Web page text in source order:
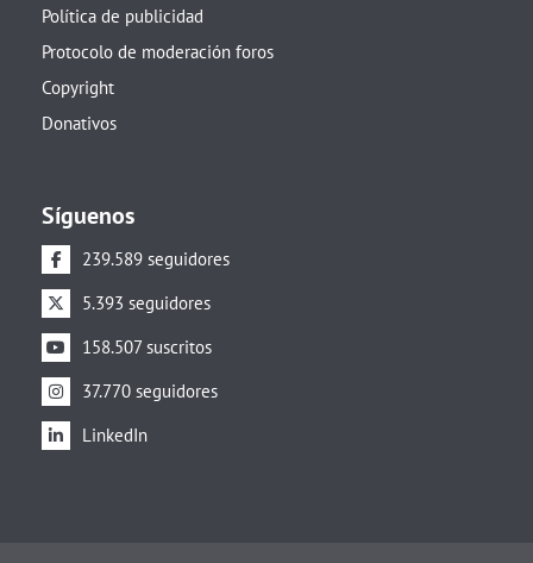
Política de publicidad
Protocolo de moderación foros
Copyright
Donativos
Síguenos
239.589 seguidores
5.393 seguidores
158.507 suscritos
37.770 seguidores
LinkedIn